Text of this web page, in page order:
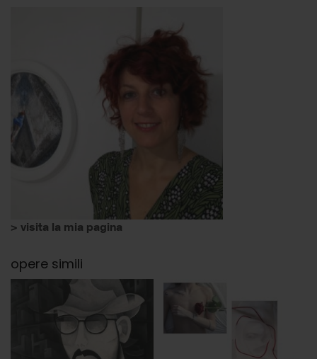
> visita la mia pagina
opere simili